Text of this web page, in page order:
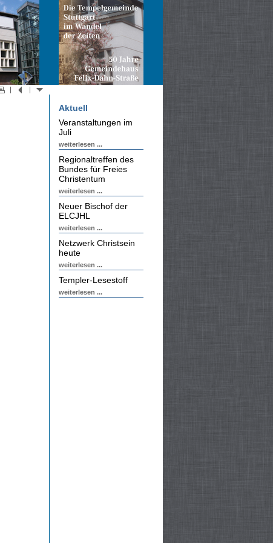
Aktuell
Veranstaltungen im
Juli
weiterlesen ...
Regionaltreffen des
Bundes für Freies
Christentum
weiterlesen ...
Neuer Bischof der
ELCJHL
weiterlesen ...
Netzwerk Christsein
heute
weiterlesen ...
Templer-Lesestoff
weiterlesen ...